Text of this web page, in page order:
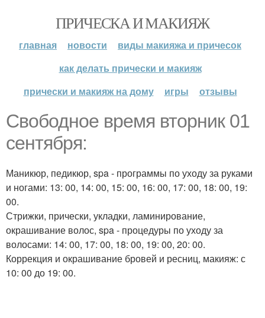
ПРИЧЕСКА И МАКИЯЖ
главная новости
виды макияжа и причесок
как делать прически и макияж
прически и макияж на дому
игры отзывы
Свободное время вторник 01
сентября:
Маникюр, педикюр, spa - программы по уходу за руками
и ногами: 13: 00, 14: 00, 15: 00, 16: 00, 17: 00, 18: 00, 19:
00.
Стрижки, прически, укладки, ламинирование,
окрашивание волос, spa - процедуры по уходу за
волосами: 14: 00, 17: 00, 18: 00, 19: 00, 20: 00.
Коррекция и окрашивание бровей и ресниц, макияж: с
10: 00 до 19: 00.